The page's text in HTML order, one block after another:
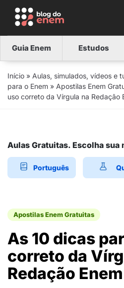
Guia Enem Estudos
Início » Aulas, simulados, vídeos e
para o Enem » Apostilas Enem
uso correto da Vírgula na Redação
Aulas Gratuitas. Escolha sua
Português
Apostilas Enem Gratuitas
As 10 dicas
correto da
Redação Enem